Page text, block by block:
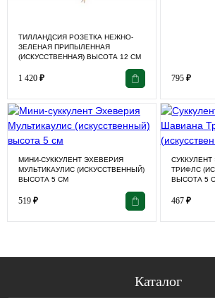
ТИЛЛАНДСИЯ РОЗЕТКА НЕЖНО-
ЗЕЛЕНАЯ ПРИПЫЛЕННАЯ
(ИСКУССТВЕННАЯ) ВЫСОТА 12 СМ
1 420 ₽ 795 ₽
МИНИ-СУККУЛЕНТ ЭХЕВЕРИЯ
МУЛЬТИКАУЛИС (ИСКУССТВЕННЫЙ)
ВЫСОТА 5 СМ
519 ₽
ТРИФЛС
ВЫСОТА 5
467 ₽
Каталог